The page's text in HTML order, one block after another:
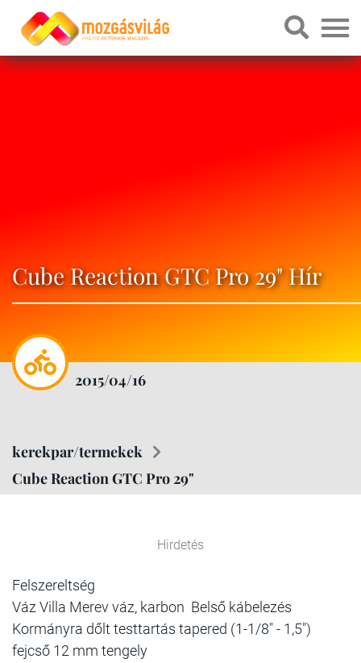
Cube Reaction GTC Pro 29" Hír
2015/04/16
kerekpar/termekek
Cube Reaction GTC Pro 29"
Hirdetés
Felszereltség
Váz Villa Merev váz, karbon Belső kábelezés
Kormányra dőlt testtartás tapered (1-1/8" - 1,5")
fejcső 12 mm tengely